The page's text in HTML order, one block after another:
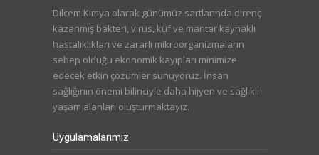
Dilcem Kimya olarak günümüz sartlarında direnç
kazanmış bakteri, virüs, küf ve mantar kaynaklı
hastalıklıkları ve zararlı mikroorganizmaların
sebep olduğu ekonomik kayıpları minimize
edecek etkin çözümler sunuyoruz. İnsan
sağlığının önemi bilinciyle daha hijyen ve sağlıklı
yaşam alanları oluşturmaktayız.
Uygulamalarımız